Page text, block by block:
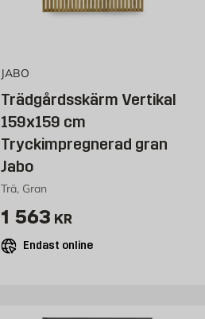
JABO
Trädgårdsskärm Vertikal
159x159 cm
Tryckimpregnerad gran
Jabo
Trä, Gran
Pris 1563 kr
1 563 KR
Endast online